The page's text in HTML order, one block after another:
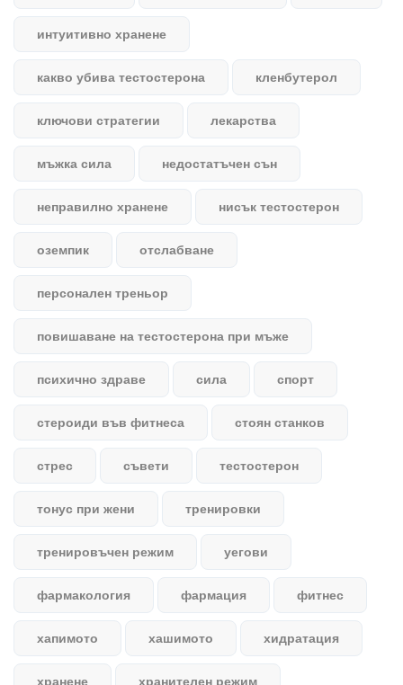
интуитивно хранене
какво убива тестостерона кленбутерол
ключови стратегии лекарства
мъжка сила недостатъчен сън
неправилно хранене нисък тестостерон
оземпик отслабване
персонален треньор
повишаване на тестостерона при мъже
психично здраве сила спорт
стероиди във фитнеса стоян станков
стрес съвети тестостерон
тонус при жени тренировки
тренировъчен режим уегови
фармакология фармация фитнес
хапимото хашимото хидратация
хранене хранителен режим